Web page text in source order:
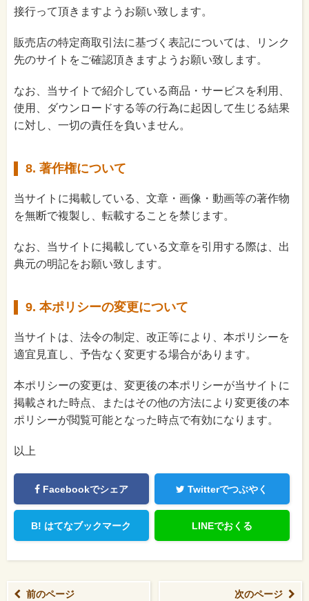
接行って頂きますようお願い致します。
販売店の特定商取引法に基づく表記については、リンク
先のサイトをご確認頂きますようお願い致します。
なお、当サイトで紹介している商品・サービスを利用、
使用、ダウンロードする等の行為に起因して生じる結果
に対し、一切の責任を負いません。
8. 著作権について
当サイトに掲載している、文章・画像・動画等の著作物
を無断で複製し、転載することを禁じます。
なお、当サイトに掲載している文章を引用する際は、出
典元の明記をお願い致します。
9. 本ポリシーの変更について
当サイトは、法令の制定、改正等により、本ポリシーを
適宜見直し、予告なく変更する場合があります。
本ポリシーの変更は、変更後の本ポリシーが当サイトに
掲載された時点、またはその他の方法により変更後の本
ポリシーが閲覧可能となった時点で有効になります。
以上
Facebookでシェア Twitterでつぶやく
B! はてなブックマーク LINEでおくる
前のページ 次のページ